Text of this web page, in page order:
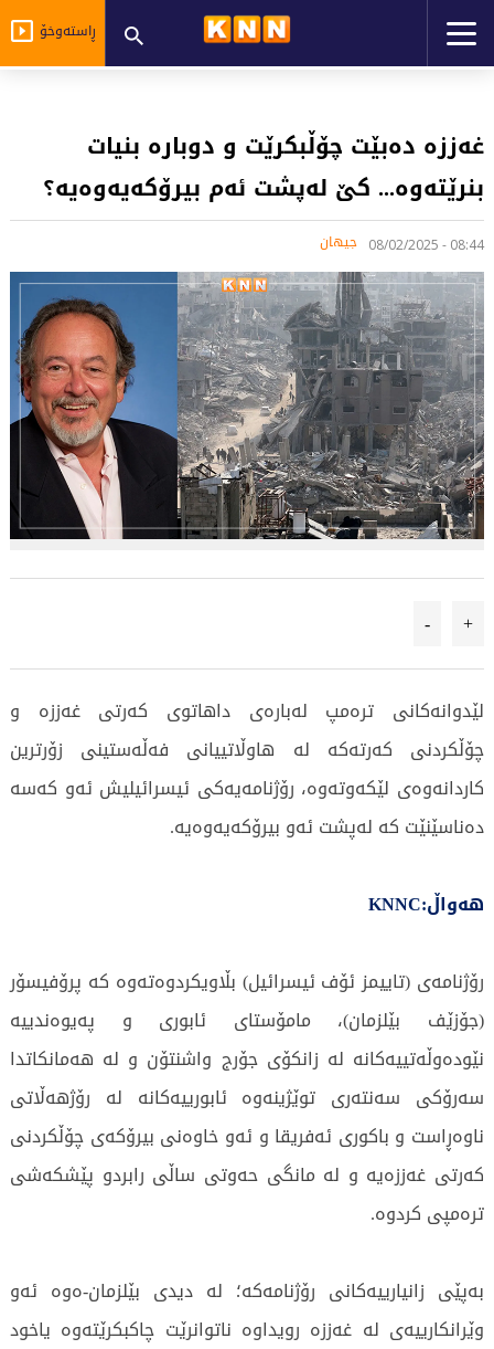
ڕاستەوخۆ
غەززە دەبێت چۆڵبکرێت و دوبارە بنیات
بنرێتەوە... کێ لەپشت ئەم بیرۆکەیەوەیە؟
08:44 - 08/02/2025 جیهان
+
-
لێدوانەکانى ترەمپ لەبارەى داهاتوى کەرتى غەززە و
چۆڵکردنى کەرتەکە لە هاوڵاتییانى فەڵەستینى زۆرترین
کاردانەوەى لێکەوتەوە، رۆژنامەیەکى ئیسرائیلیش ئەو کەسە
دەناسێنێت کە لەپشت ئەو بیرۆکەیەوەیە.
هەواڵ:KNNC
رۆژنامەى (تاییمز ئۆف ئیسرائیل) بڵاویکردوەتەوە کە پرۆفیسۆر
(جۆزێف بێلزمان)، مامۆستاى ئابورى و پەیوەندییە
نێودەوڵەتییەکانە لە زانکۆى جۆرج واشنتۆن و لە هەمانکاتدا
سەرۆکى سەنتەرى توێژینەوە ئابورییەکانە لە رۆژهەڵاتى
ناوەڕاست و باکورى ئەفریقا و ئەو خاوەنى بیرۆکەى چۆڵکردنى
کەرتى غەززەیە و لە مانگى حەوتى ساڵى رابردو پێشکەشى
ترەمپى کردوە.
بەپێی زانیارییەکانى رۆژنامەکە؛ لە دیدى بێلزمان-ەوە ئەو
وێرانکارییەى لە غەززە رویداوە ناتوانرێت چاکبکرێتەوە یاخود